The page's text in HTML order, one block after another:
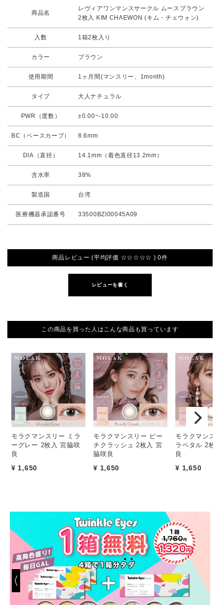
商品名
レヴィアワンマンスサークル ムースブラウン
2枚入 KIM CHAEWON (キム・チェウォン)
入数 1箱2枚入り
カラー ブラウン
使用期間 1ヶ月間(マンスリー、1month)
タイプ 大人ナチュラル
PWR（度数） ±0.00~-10.00
BC（ベースカーブ） 8.6mm
DIA（直径） 14.1mm（着色直径13.2mm）
含水率 38%
製造国 台湾
医療機器承認番号 33500BZI00045A09
商品レビュー (平均評価 ☆☆☆☆☆ ) 0件
レビューを書く
この商品を買った人はこんな商品も買っています
モラクマンスリー ミラ
ーグレー 2枚入 宮脇咲
良
¥ 1,650
モラクマンスリー ピー
チクラッシュ 2枚入 宮
脇咲良
¥ 1,650
モラクマンス
ラペタル 2枚
良
¥ 1,650